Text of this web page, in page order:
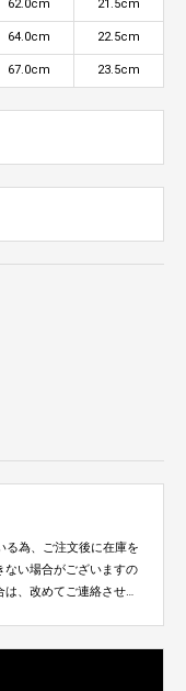
62.0cm 21.5cm
64.0cm 22.5cm
67.0cm 23.5cm
る為、ご注文後に在庫を
ない場合がございますの
、改めてご連絡させて